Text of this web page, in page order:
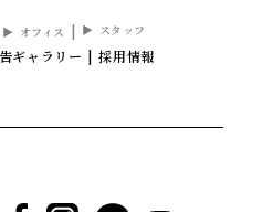
オフィス スタッフ
ギャラリー 採用情報